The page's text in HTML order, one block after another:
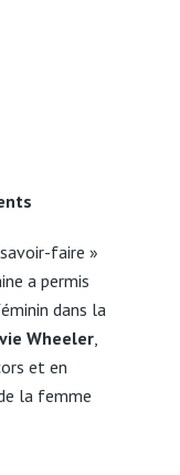
faire »
a permis
dans la
Wheeler,
et en
la femme